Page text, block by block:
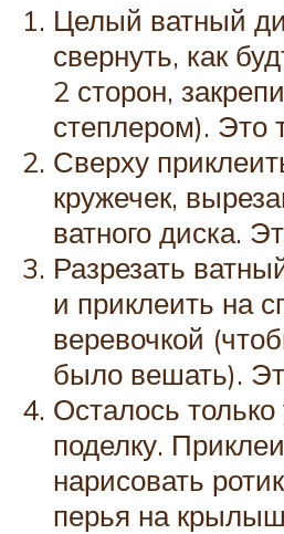
Целый ватный
свернуть, как
2 сторон,
степлером). Это
Сверху
кружечек,
ватного диска.
Разрезать
и приклеить на
веревочкой
было вешать).
Осталось
поделку.
нарисовать
перья на